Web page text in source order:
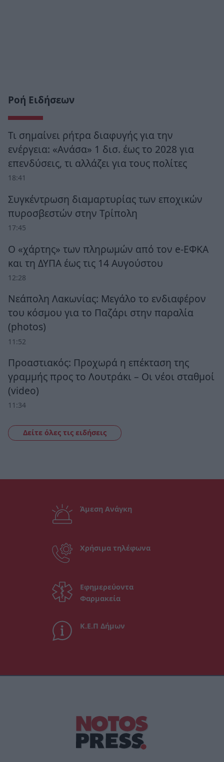
Ροή Ειδήσεων
Τι σημαίνει ρήτρα διαφυγής για την
ενέργεια: «Ανάσα» 1 δισ. έως το 2028 για
επενδύσεις, τι αλλάζει για τους πολίτες
18:41
Συγκέντρωση διαμαρτυρίας των εποχικών
πυροσβεστών στην Τρίπολη
17:45
Ο «χάρτης» των πληρωμών από τον e-ΕΦΚΑ
και τη ΔΥΠΑ έως τις 14 Αυγούστου
12:28
Νεάπολη Λακωνίας: Μεγάλο το ενδιαφέρον
του κόσμου για το Παζάρι στην παραλία
(photos)
11:52
Προαστιακός: Προχωρά η επέκταση της
γραμμής προς το Λουτράκι – Οι νέοι σταθμοί
(video)
11:34
Δείτε όλες τις ειδήσεις
Άμεση Ανάγκη
Χρήσιμα τηλέφωνα
Εφημερεύοντα
Φαρμακεία
Κ.Ε.Π Δήμων